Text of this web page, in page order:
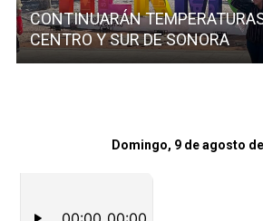
CONTINUARÁN
CENTRO Y SUR DE SONORA
Domingo, 9 de agosto